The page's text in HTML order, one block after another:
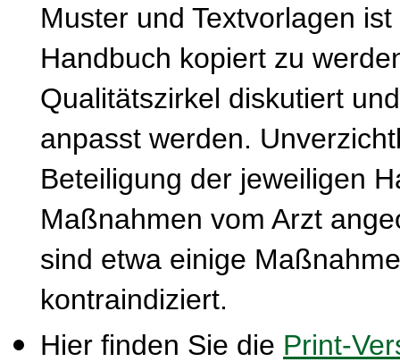
Muster und Textvorlagen
Handbuch kopiert zu
Qualitätszirkel diskutiert
anpasst werden.
Beteiligung der jeweiligen
Maßnahmen vom Arzt
sind etwa einige
kontraindiziert.
Hier finden Sie die Print-